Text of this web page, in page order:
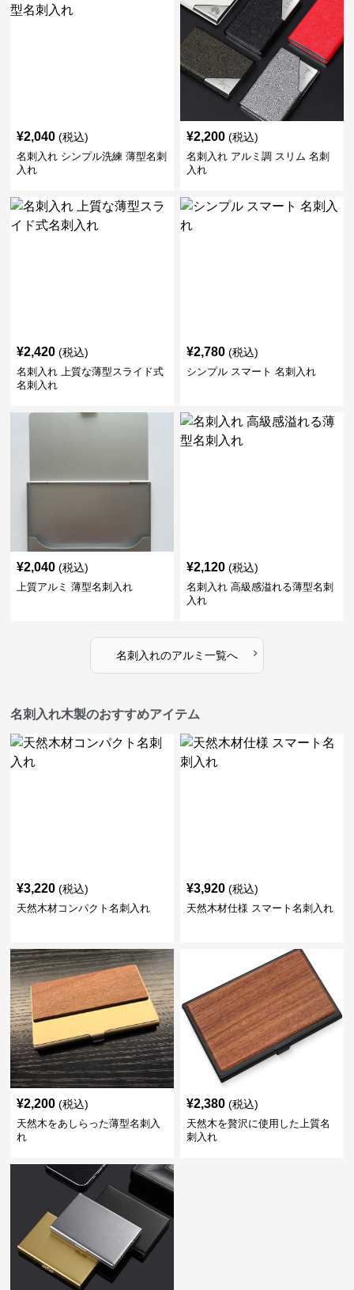
¥2,040 (税込)
名刺入れ シンプル洗練 薄型名刺
入れ
¥2,200 (税込)
名刺入れ アルミ調 スリム 名刺
入れ
¥2,420 (税込)
名刺入れ 上質な薄型スライド式
名刺入れ
¥2,780 (税込)
シンプル スマート 名刺入れ
¥2,040 (税込)
上質アルミ 薄型名刺入れ
¥2,120 (税込)
名刺入れ 高級感溢れる薄型名刺
入れ
名刺入れのアルミ 一覧へ ›
名刺入れ木製のおすすめアイテム
¥3,220 (税込)
天然木材コンパクト名刺入れ
¥3,920 (税込)
天然木材仕様 スマート名刺入れ
¥2,200 (税込)
天然木をあしらった薄型名刺入
れ
¥2,380 (税込)
天然木を贅沢に使用した上質名
刺入れ